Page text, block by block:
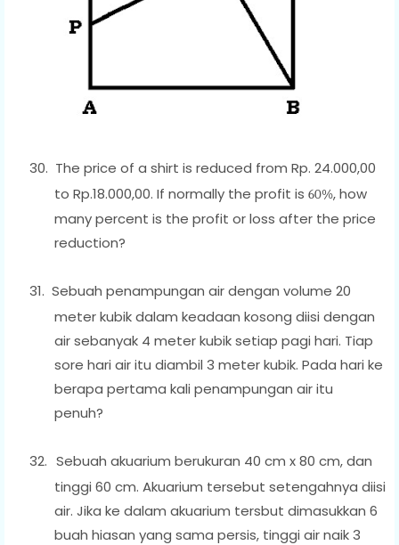
30. The price of a shirt is reduced from Rp. 24.000,00
to Rp.18.000,00. If normally the profit is 60%, how
many percent is the profit or loss after the price
reduction?
31. Sebuah penampungan air dengan volume 20
meter kubik dalam keadaan kosong diisi dengan
air sebanyak 4 meter kubik setiap pagi hari. Tiap
sore hari air itu diambil 3 meter kubik. Pada hari ke
berapa pertama kali penampungan air itu
penuh?
32. Sebuah akuarium berukuran 40 cm x 80 cm, dan
tinggi 60 cm. Akuarium tersebut setengahnya diisi
air. Jika ke dalam akuarium tersbut dimasukkan 6
buah hiasan yang sama persis, tinggi air naik 3